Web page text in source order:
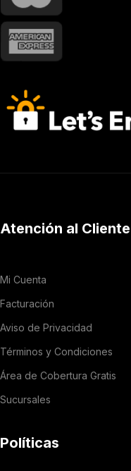
Atención al Cliente
Mi Cuenta
Facturación
Aviso de Privacidad
Términos y Condiciones
Área de Cobertura Gratis
Sucursales
Políticas